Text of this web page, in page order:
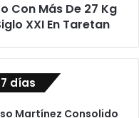
Con Más De 27 Kg
XXI En Taretan
días
Martínez Consolido